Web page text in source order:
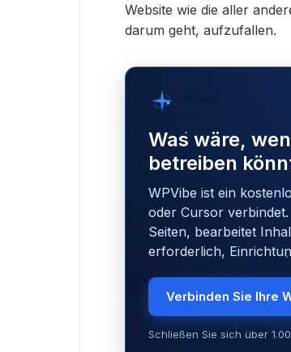
Website wie die aller
darum geht, aufzufallen.
Was wäre,
betreiben
WPVibe ist ein
oder Cursor
Seiten, bearbeitet
erforderlich,
Verbinden Sie Ihre
Schließen Sie sich über